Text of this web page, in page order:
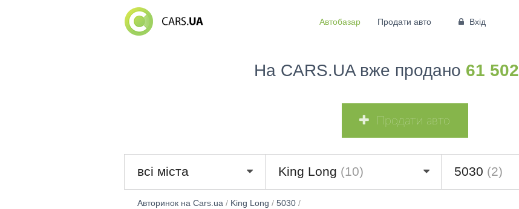
Автобазар Продати авто Вхід
На CARS.UA вже продано 61 502
Продати авто
всі міста King Long (10) 5030 (2)
Авторинок на Cars.ua/ King Long / 5030/